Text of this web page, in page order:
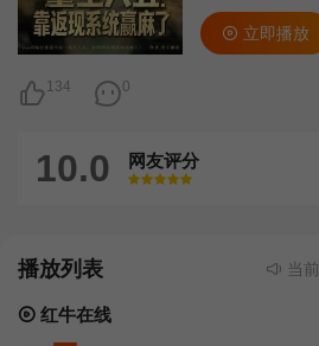
134 0
立即播放
10.0 网友评分
很差
较差还行推荐力荐
播放列表 当前
红牛在线